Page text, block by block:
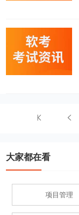
大家都在看
项目管理